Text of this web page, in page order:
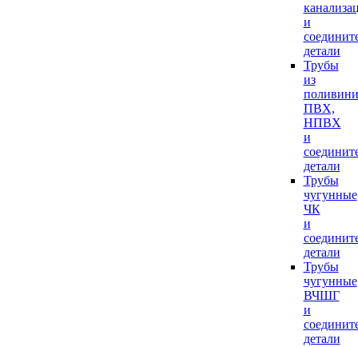
и
детали
Трубы
из
ПВХ,
НПВХ
и
детали
Трубы
чугунные
ЧК
и
детали
Трубы
чугунные
ВЧШГ
и
детали